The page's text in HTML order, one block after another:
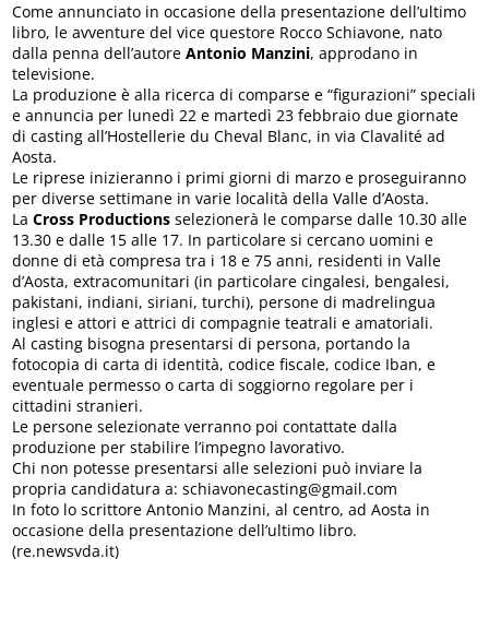
Come annunciato in occasione della presentazione dell’ultimo
libro, le avventure del vice questore Rocco Schiavone, nato
dalla penna dell’autoreAntonio Manzini, approdano in
televisione.
La produzione è alla ricerca di comparse e “figurazioni” speciali
e annuncia per lunedì 22 e martedì 23 febbraio due giornate
di casting all’Hostellerie du Cheval Blanc, in via Clavalité ad
Aosta.
Le riprese inizieranno i primi giorni di marzo e proseguiranno
per diverse settimane in varie località della Valle d’Aosta.
LaCross Productions selezionerà le comparse dalle 10.30 alle
13.30 e dalle 15 alle 17. In particolare si cercano uomini e
donne di età compresa tra i 18 e 75 anni, residenti in Valle
d’Aosta, extracomunitari (in particolare cingalesi, bengalesi,
pakistani, indiani, siriani, turchi), persone di madrelingua
inglesi e attori e attrici di compagnie teatrali e amatoriali.
Al casting bisogna presentarsi di persona, portando la
fotocopia di carta di identità, codice fiscale, codice Iban, e
eventuale permesso o carta di soggiorno regolare per i
cittadini stranieri.
Le persone selezionate verranno poi contattate dalla
produzione per stabilire l’impegno lavorativo.
Chi non potesse presentarsi alle selezioni può inviare la
propria candidatura a: schiavonecasting@gmail.com
In foto lo scrittore Antonio Manzini, al centro, ad Aosta in
occasione della presentazione dell’ultimo libro.
(re.newsvda.it)